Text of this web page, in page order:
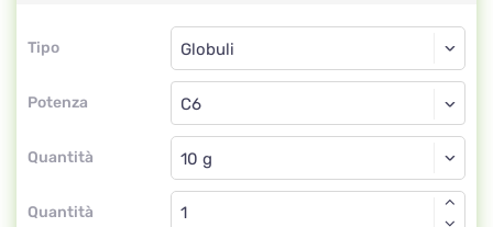
Tipo
Tipo
Potenza
Globuli
C6
Quantità
Globuli
Quantità